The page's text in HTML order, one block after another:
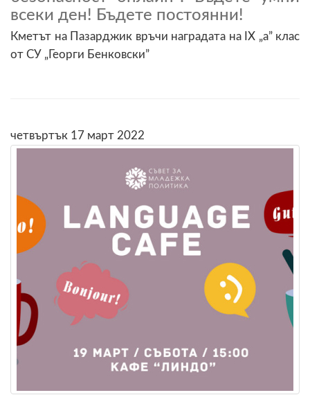
всеки ден! Бъдете постоянни!
Кметът на Пазарджик връчи наградата на IX „а” клас
от СУ „Георги Бенковски”
четвъртък 17 март 2022